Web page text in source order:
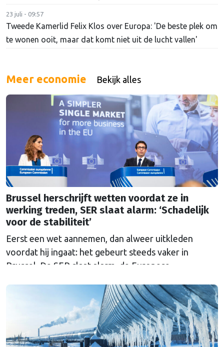
23 juli - 09:57
Tweede Kamerlid Felix Klos over Europa: 'De beste plek om
te wonen ooit, maar dat komt niet uit de lucht vallen'
Meer economie Bekijk alles
Brussel herschrijft wetten voordat ze in
werking treden, SER slaat alarm: ‘Schadelijk
voor de stabiliteit’
Eerst een wet aannemen, dan alweer uitkleden
voordat hij ingaat: het gebeurt steeds vaker in
Brussel. De SER slaat alarm, de Europese